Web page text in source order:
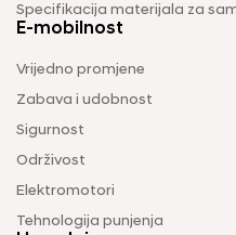
Specifikacija materijala za
E-mobilnost
Vrijedno promjene
Zabava i udobnost
Sigurnost
Održivost
Elektromotori
Tehnologija punjenja